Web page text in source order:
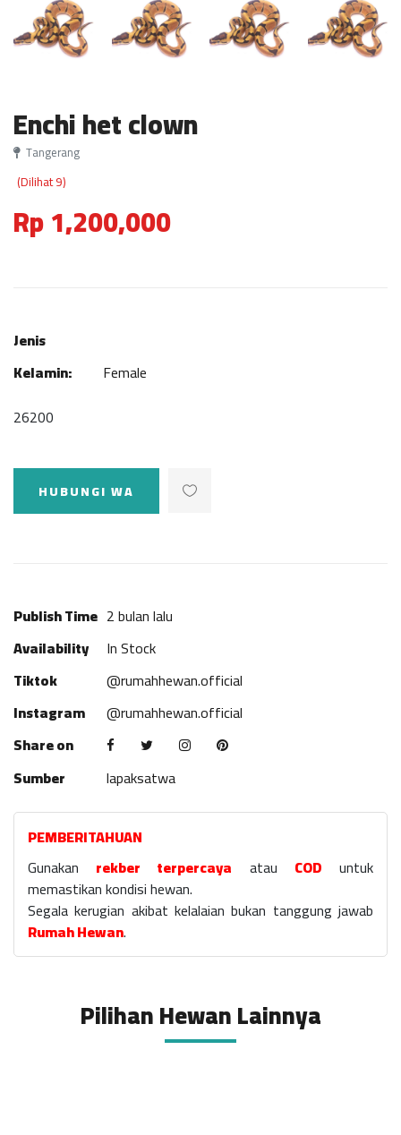
Enchi het clown
Tangerang
(Dilihat 9)
Rp 1,200,000
Jenis
Kelamin:
Female
26200
HUBUNGI WA
Publish Time 2 bulan lalu
Availability
In Stock
Tiktok
@rumahhewan.official
Instagram
@rumahhewan.official
Share on
Sumber
lapaksatwa
PEMBERITAHUAN
Gunakan rekber terpercaya atau COD untuk
memastikan kondisi hewan.
Segala kerugian akibat kelalaian bukan tanggung jawab
Rumah Hewan.
Pilihan Hewan Lainnya